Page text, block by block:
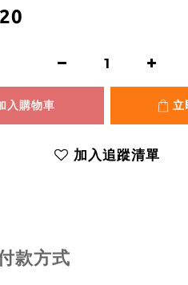
入購物車 立
加入追蹤清單
款方式